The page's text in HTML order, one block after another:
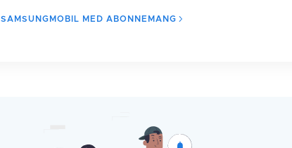
SAMSUNGMOBIL MED ABONNEMANG